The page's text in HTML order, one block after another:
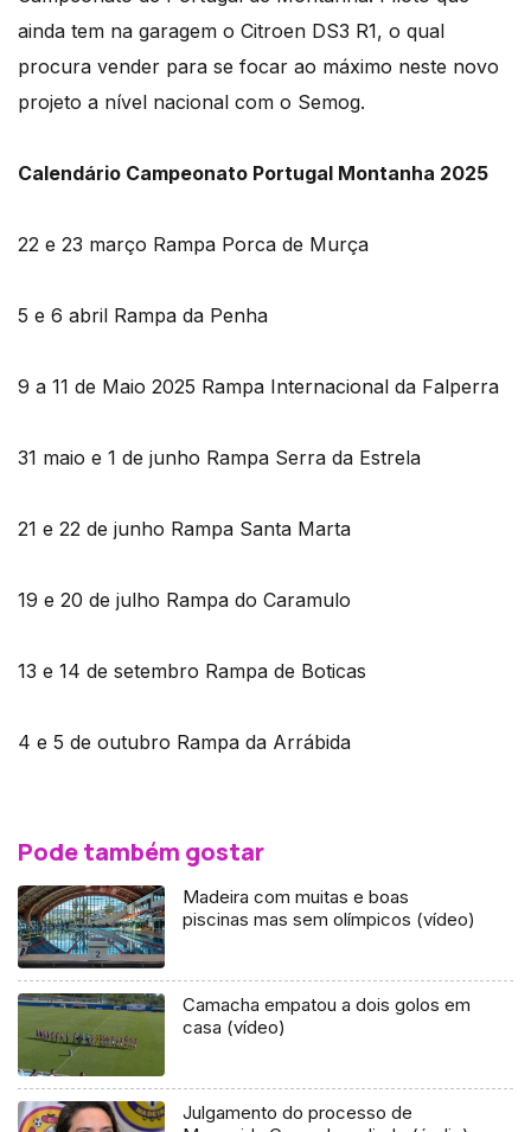
ainda tem na garagem o Citroen DS3 R1, o qual
procura vender para se focar ao máximo neste novo
projeto a nível nacional com o Semog.
Calendário Campeonato Portugal Montanha 2025
22 e 23 março Rampa Porca de Murça
5 e 6 abril Rampa da Penha
9 a 11 de Maio 2025 Rampa Internacional da Falperra
31 maio e 1 de junho Rampa Serra da Estrela
21 e 22 de junho Rampa Santa Marta
19 e 20 de julho Rampa do Caramulo
13 e 14 de setembro Rampa de Boticas
4 e 5 de outubro Rampa da Arrábida
Pode também gostar
Madeira com muitas e boas
piscinas mas sem olímpicos (vídeo)
Camacha empatou a dois golos em
casa (vídeo)
Julgamento do processo de